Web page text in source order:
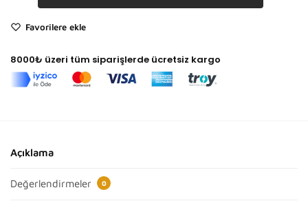
Favorilere ekle
8000₺ üzeri tüm siparişlerde ücretsiz kargo
Açıklama
Değerlendirmeler 0